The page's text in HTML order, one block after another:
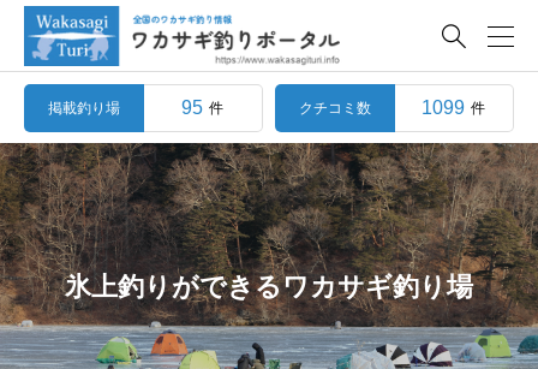

掲載釣り場 95 件 クチコミ数 1099 件
氷上釣りができるワカサギ釣り場